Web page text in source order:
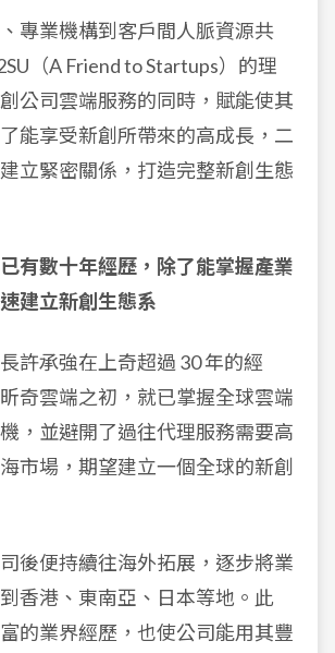
專業機構到客戶間人脈資源共
（A Friend to Startups）的理
公司雲端服務的同時，賦能使其
能享受新創所帶來的高成長，二
立緊密關係，打造完整新創生態
有數十年經歷，除了能掌握產業
建立新創生態系
許承強在上奇超過 30 年的經
奇雲端之初，就已掌握全球雲端
，並避開了過往代理服務需要高
市場，期望建立一個全球的新創
後便持續往海外拓展，逐步將業
香港、東南亞、日本等地。此
的業界經歷，也使公司能用其豐